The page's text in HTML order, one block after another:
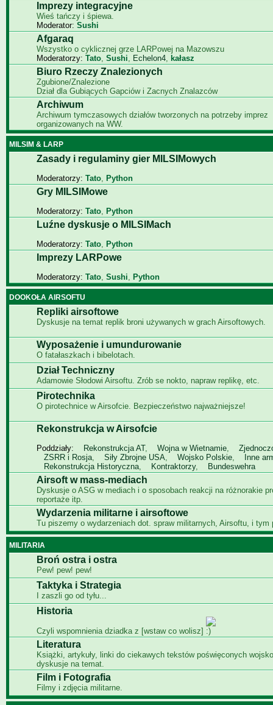
Imprezy integracyjne
Wieś tańczy i śpiewa.
Moderator: Sushi
Afgaraq
Wszystko o cyklicznej grze LARPowej na Mazowszu
Moderatorzy: Tato, Sushi, Echelon4, kałasz
Biuro Rzeczy Znalezionych
Zgubione/Znalezione
Dział dla Gubiących Gapciów i Zacnych Znalazców
Archiwum
Archiwum tymczasowych działów tworzonych na potrzeby imprez
organizowanych na WW.
MILSIM & LARP
Zasady i regulaminy gier MILSIMowych
Moderatorzy: Tato, Python
Gry MILSIMowe
Moderatorzy: Tato, Python
Luźne dyskusje o MILSIMach
Moderatorzy: Tato, Python
Imprezy LARPowe
Moderatorzy: Tato, Sushi, Python
DOOKOŁA AIRSOFTU
Repliki airsoftowe
Dyskusje na temat replik broni używanych w grach Airsoftowych.
Wyposażenie i umundurowanie
O fatałaszkach i bibelotach.
Dział Techniczny
Adamowie Słodowi Airsoftu. Zrób se nokto, napraw replikę, etc.
Pirotechnika
O pirotechnice w Airsofcie. Bezpieczeństwo najważniejsze!
Rekonstrukcja w Airsofcie
Poddziały: Rekonstrukcja AT, Wojna w Wietnamie,
ZSRR i Rosja, Siły Zbrojne USA, Wojsko Polskie,
Inne
Rekonstrukcja Historyczna, Kontraktorzy, Bundeswehra
Airsoft w mass-mediach
Dyskusje o ASG w mediach i o sposobach reakcji na różnorakie
reportaże itp.
Wydarzenia militarne i airsoftowe
Tu piszemy o wydarzeniach dot. spraw militarnych, Airsoftu, i tym
MILITARIA
Broń ostra i ostra
Pew! pew! pew!
Taktyka i Strategia
I zaszli go od tyłu...
Historia
Czyli wspomnienia dziadka z [wstaw co wolisz]
Literatura
Książki, artykuły, linki do ciekawych tekstów poświęconych
dyskusje na temat.
Film i Fotografia
Filmy i zdjęcia militarne.